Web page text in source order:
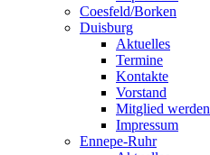
Coesfeld/Borken
Duisburg
Aktuelles
Termine
Kontakte
Vorstand
Mitglied werden
Impressum
Ennepe-Ruhr